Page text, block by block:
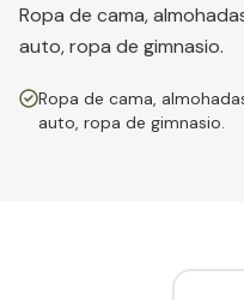
Ropa de cama,
auto, ropa de gimnasio.
Ropa de cama,
auto, ropa de gimnasio.